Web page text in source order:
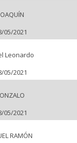
05/2021
Leonardo
05/2021
05/2021
RAMÓN